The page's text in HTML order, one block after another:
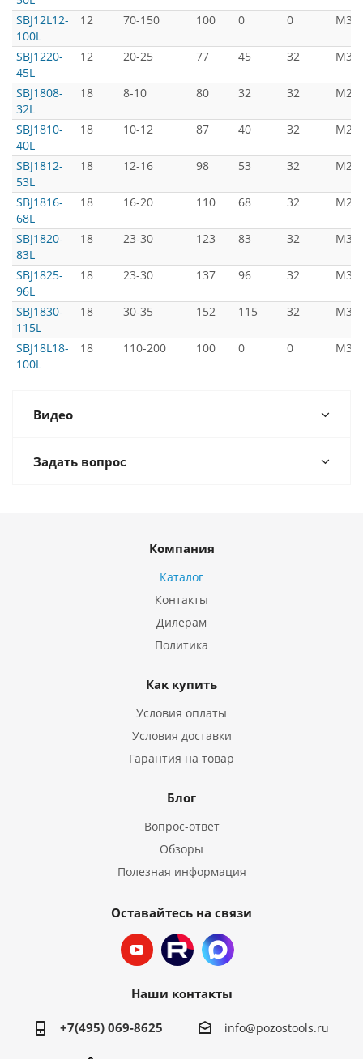
SBJ12L12-
100L
12 70-150 100 0 0
SBJ1220-
45L
12 20-25 77 45 32
SBJ1808-
32L
18 8-10 80 32 32
SBJ1810-
40L
18 10-12 87 40 32
SBJ1812-
53L
18 12-16 98 53 32
SBJ1816-
68L
18 16-20 110 68 32
SBJ1820-
83L
18 23-30 123 83 32
SBJ1825-
96L
18 23-30 137 96 32
SBJ1830-
115L
18 30-35 152 115 32
SBJ18L18-
100L
18 110-200 100 0 0
Видео
Задать вопрос
Компания
Каталог
Контакты
Дилерам
Политика
Как купить
Условия оплаты
Условия доставки
Гарантия на товар
Блог
Вопрос-ответ
Обзоры
Полезная информация
Оставайтесь на связи
Наши контакты
+7(495) 069-8625 info@pozostools.ru